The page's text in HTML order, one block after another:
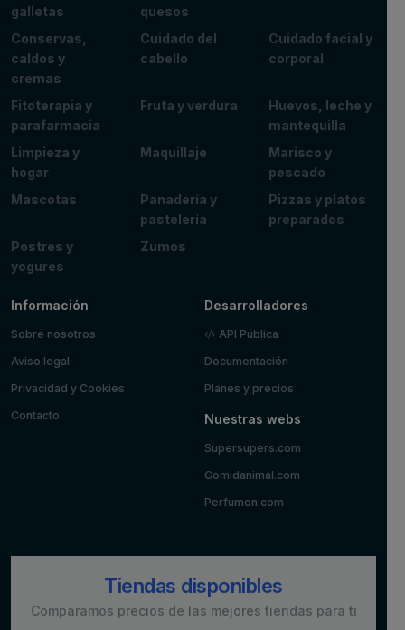
galletas
quesos
Conservas,
caldos y
cremas
Cuidado del
cabello
Cuidado facial y
corporal
Fitoterapia y
parafarmacia
Fruta y verdura
Huevos, leche y
mantequilla
Limpieza y
hogar
Maquillaje
Marisco y
pescado
Mascotas
Panadería y
pastelería
Pizzas y platos
preparados
Postres y
yogures
Zumos
Información
Sobre nosotros
Aviso legal
Privacidad y Cookies
Contacto
Desarrolladores
API Pública
Documentación
Planes y precios
Nuestras webs
Supersupers.com
Comidanimal.com
Perfumon.com
Tiendas disponibles
Comparamos precios de las mejores tiendas para ti